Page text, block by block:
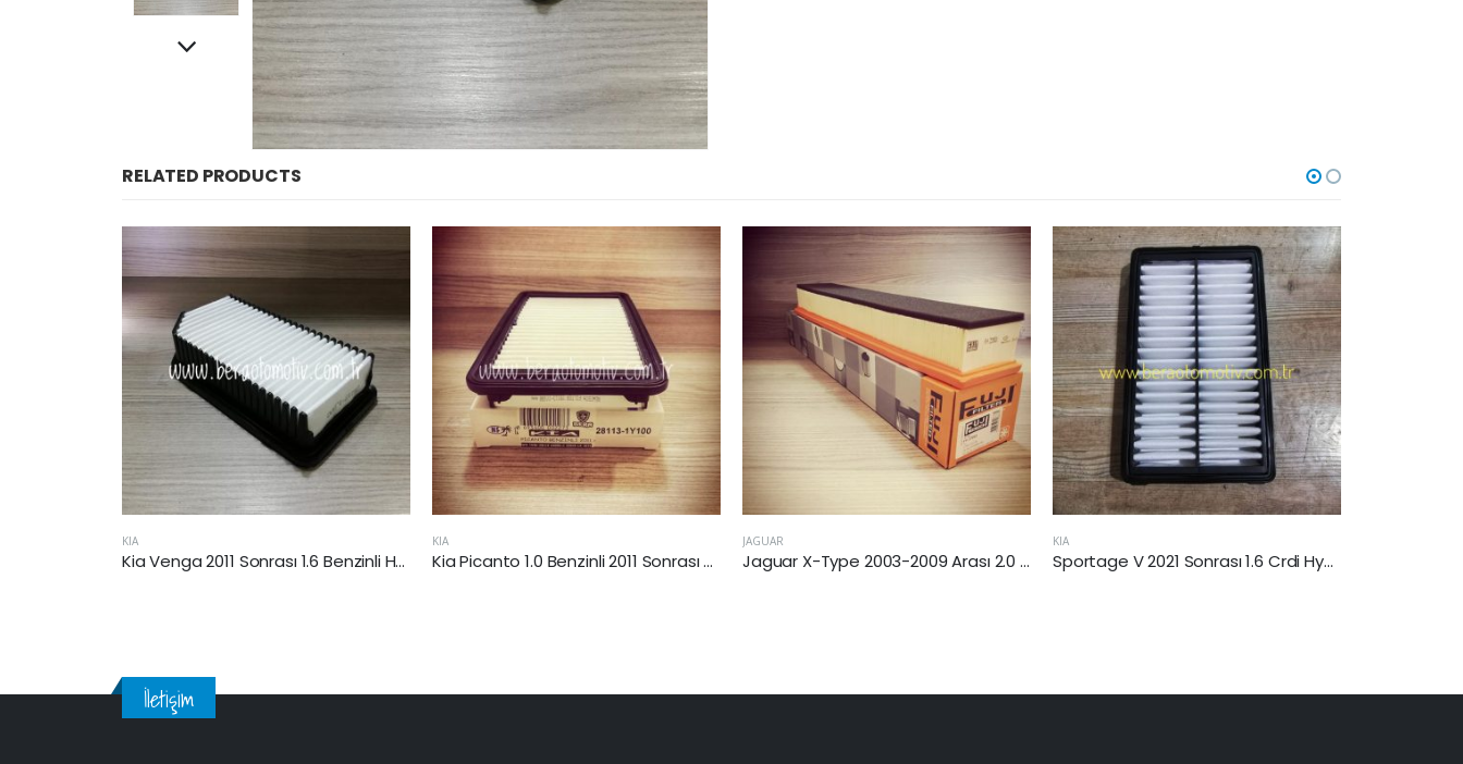
RELATED PRODUCTS
Kia Venga 2011 Sonrası 1.6 Benzinli Hava Filtresi Kia Picanto 1.0 Benzinli 2011 Sonrası Hava Filtresi Jaguar X-Type 2003-2009 Arası 2.0 Dizel Hava Filtresi Sportage V 2021 Sonrası 1.6 Crdi Hybrid Hava Filtresi
İletişim